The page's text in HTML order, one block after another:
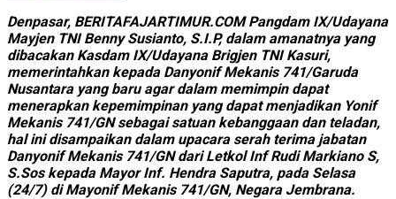
Denpasar, BERITAFAJARTIMUR.COM Pangdam IX/Udayana
Mayjen TNI Benny Susianto, S.I.P, dalam amanatnya yang
dibacakan Kasdam IX/Udayana Brigjen TNI Kasuri,
memerintahkan kepada Danyonif Mekanis 741/Garuda
Nusantara yang baru agar dalam memimpin dapat
menerapkan kepemimpinan yang dapat menjadikan Yonif
Mekanis 741/GN sebagai satuan kebanggaan dan teladan,
hal ini disampaikan dalam upacara serah terima jabatan
Danyonif Mekanis 741/GN dari Letkol Inf Rudi Markiano S,
S.Sos kepada Mayor Inf. Hendra Saputra, pada Selasa
(24/7) di Mayonif Mekanis 741/GN, Negara Jembrana.